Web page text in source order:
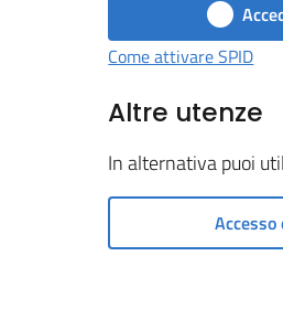
Come attivare SPID
Altre utenze
In alternativa puoi